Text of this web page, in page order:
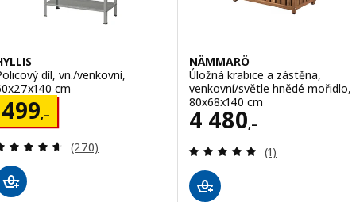
díl, vn./venkovní,
cm
499,–499,–
Recenze: 4.6 z 5 hvězdy. Celkem recenzí:
(270)
NÄMMARÖ
Úložná krabice a zástěna,
venkovní/světle hnědé mořidlo,
80x68x140 cm
4 480,–
Cena 4480,–
Recenze: 5 z 5
(1)